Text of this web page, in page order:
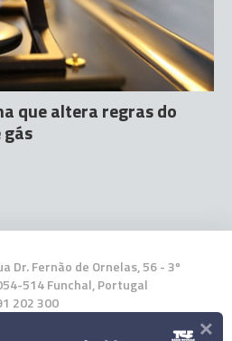
que altera regras do
Dr. Fernão de Ornelas, 56 - 3º
514 Funchal, Portugal
202 300
×